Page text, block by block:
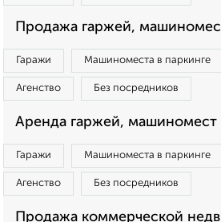
Продажа гаржей,
Гаражи Машиноместа в паркинге
Агенство Без посредников
Аренда гаржей, машиномест
Гаражи Машиноместа в паркинге
Агенство Без посредников
Продажа коммерческой